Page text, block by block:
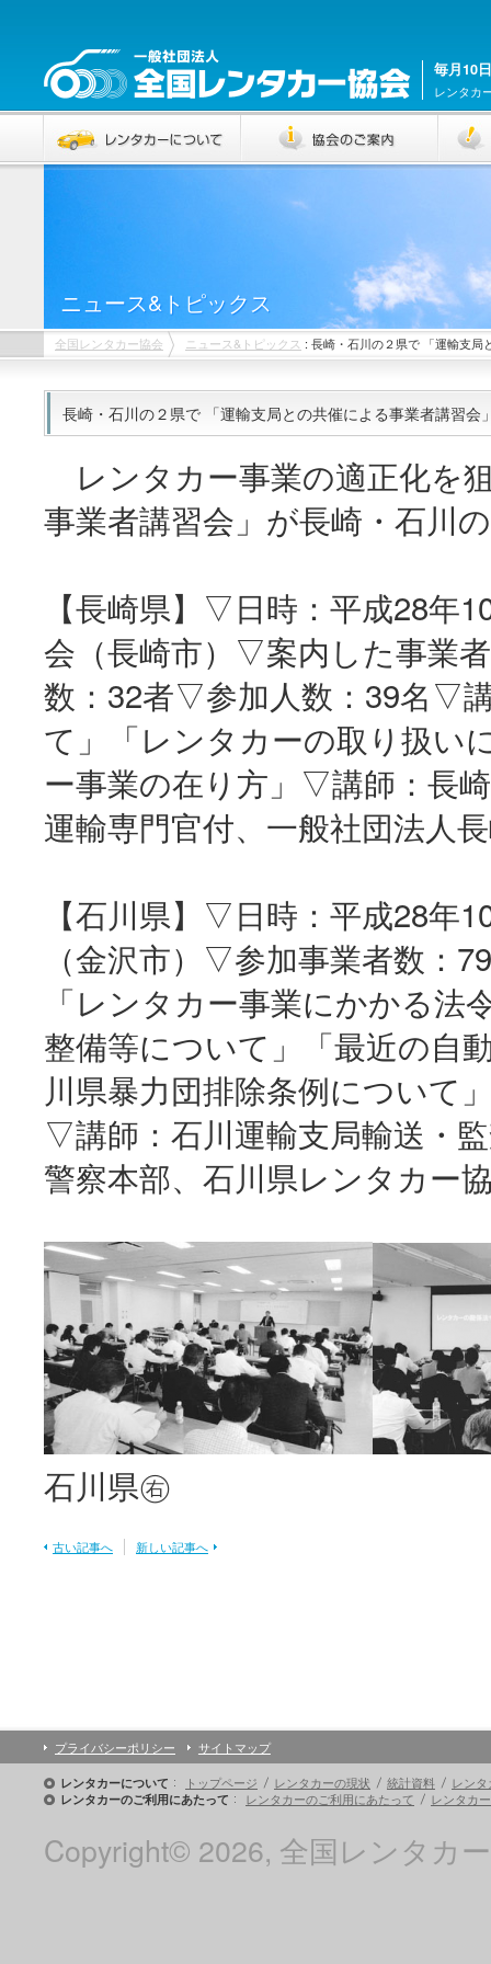
毎月10
レンタカ
ニュース&トピックス
全国レンタカー協会 ニュース&トピックス : 長崎・石川の２県で 「運輸支局
長崎・石川の２県で 「運輸支局との共催による事業者講習会
レンタカー事業の適正化を
事業者講習会」が長崎・石川
【長崎県】▽日時：平成28年
会（長崎市）▽案内した事業
数：32者▽参加人数：39名▽
て」「レンタカーの取り扱い
ー事業の在り方」▽講師：長
運輸専門官付、一般社団法人
【石川県】▽日時：平成28年
（金沢市）▽参加事業者数：
「レンタカー事業にかかる
整備等について」「最近の自
川県暴力団排除条例について
▽講師：石川運輸支局輸送・
警察本部、石川県レンタカー
石川県㊨
古い記事へ 新しい記事へ
プライバシーポリシー サイトマップ
レンタカーについて トップページ レンタカーの現状 統計資料 レン
レンタカーのご利用にあたって レンタカーのご利用にあたって レンタカ
Copyright© 2026, 全国レンタカ